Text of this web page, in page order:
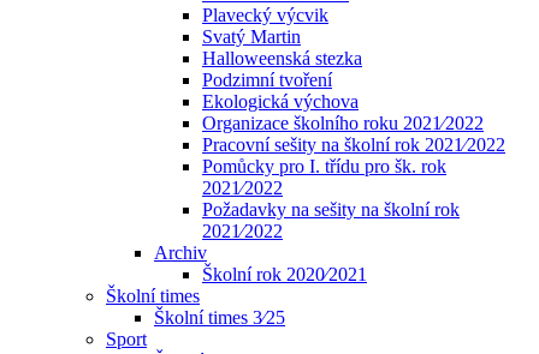
Plavecký výcvik
Svatý Martin
Halloweenská stezka
Podzimní tvoření
Ekologická výchova
Organizace školního roku 2021⁄2022
Pracovní sešity na školní rok 2021⁄2022
Pomůcky pro I. třídu pro šk. rok
2021⁄2022
Požadavky na sešity na školní rok
2021⁄2022
Archiv
Školní rok 2020⁄2021
Školní times
Školní times 3⁄25
Sport